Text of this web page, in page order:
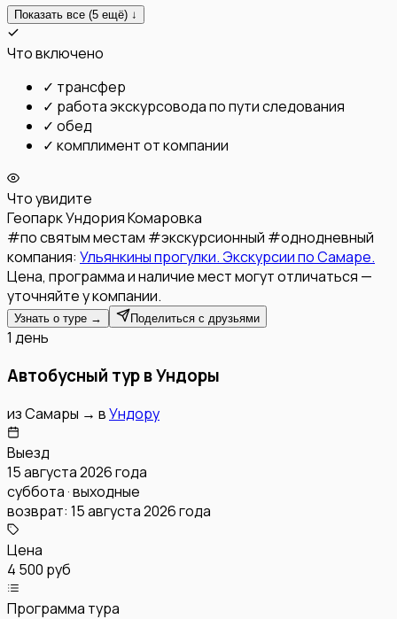
Показать все (5 ещё) ↓
Что включено
✓ трансфер
✓ работа экскурсовода по пути следования
✓ обед
✓ комплимент от компании
Что увидите
Геопарк УндорияКомаровка
#по святым местам #экскурсионный #однодневный
компания: Ульянкины прогулки. Экскурсии по Самаре.
Цена, программа и наличие мест могут отличаться —
уточняйте у компании.
Узнать о туре → Поделиться с друзьями
1 день
Автобусный тур в Ундоры
изСамары → вУндору
Выезд
15 августа 2026 года
суббота · выходные
возврат: 15 августа 2026 года
Цена
4 500 руб
Программа тура